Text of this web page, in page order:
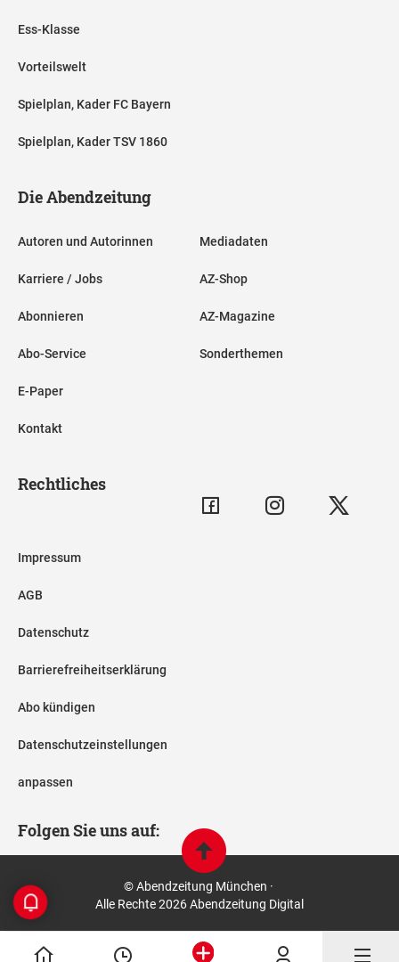
Ess-Klasse
Vorteilswelt
Spielplan, Kader FC Bayern
Spielplan, Kader TSV 1860
Die Abendzeitung
Autoren und Autorinnen
Karriere / Jobs
Abonnieren
Abo-Service
E-Paper
Kontakt
Mediadaten
AZ-Shop
AZ-Magazine
Sonderthemen
Rechtliches
Impressum
AGB
Datenschutz
Barrierefreiheitserklärung
Abo kündigen
Datenschutzeinstellungen
anpassen
Folgen Sie uns auf:
© Abendzeitung München ·
Alle Rechte 2026 Abendzeitung Digital